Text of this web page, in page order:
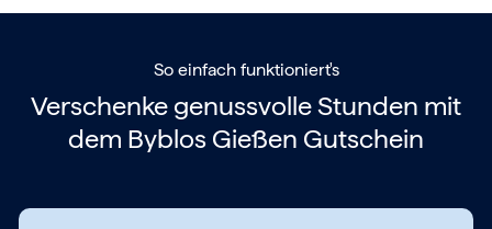
So einfach funktioniert's
Verschenke genussvolle Stunden mit
dem Byblos Gießen Gutschein